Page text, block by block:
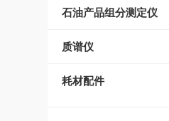
石油产品组分测定仪
质谱仪
耗材配件